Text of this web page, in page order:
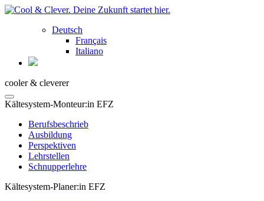
Deutsch
Français
Italiano
cooler & cleverer
Kältesystem-Monteur:in EFZ
Berufsbeschrieb
Ausbildung
Perspektiven
Lehrstellen
Schnupperlehre
Kältesystem-Planer:in EFZ